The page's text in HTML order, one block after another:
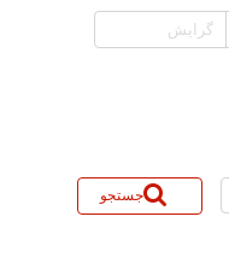
گرایش
جستجو